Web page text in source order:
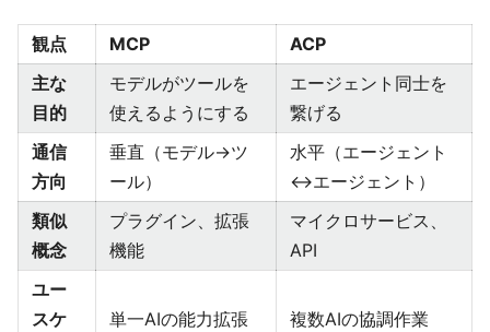
観点 MCP
ACP
主な
目的
モデルがツールを
使えるようにする
エージェント同士を
繋げる
通信
方向
垂直（モデル→ツ
ール）
水平（エージェント
↔エージェント）
類似
概念
プラグイン、拡張
機能
マイクロサービス、
API
ユー
スケ
単一AIの能力拡張 複数AIの協調作業